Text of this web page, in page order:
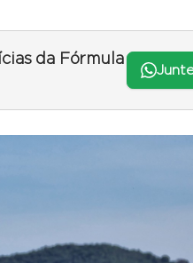
da Fórmula